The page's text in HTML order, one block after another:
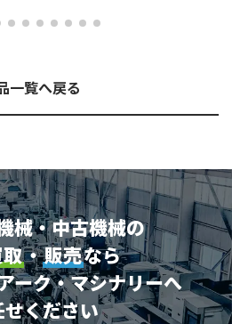
一覧へ戻る
械・中古機械の
・販売なら
ーク・マシナリーへ
ください